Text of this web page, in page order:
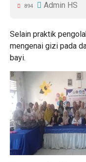
894 Admin HS
Selain praktik
mengenai gizi pada
bayi.